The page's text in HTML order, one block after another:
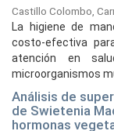
Castillo Colombo,
La higiene de
costo-efectiva
atención en
microorganismos
Análisis de
de Swietenia
hormonas